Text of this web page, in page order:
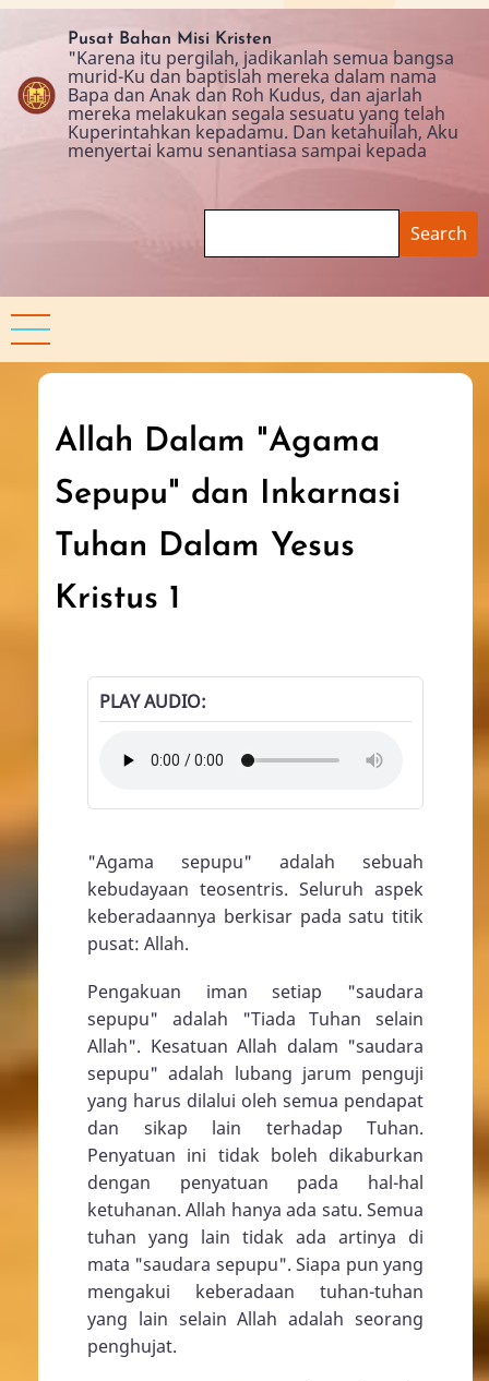
Skip
content
Pusat Bahan Misi Kristen
"Karena itu pergilah, jadikanlah semua bangsa
murid-Ku dan baptislah mereka dalam nama
Bapa dan Anak dan Roh Kudus, dan ajarlah
mereka melakukan segala sesuatu yang telah
Kuperintahkan kepadamu. Dan ketahuilah, Aku
menyertai kamu senantiasa sampai kepada
Allah Dalam "Agama
Sepupu" dan Inkarnasi
Tuhan Dalam Yesus
Kristus 1
PLAY AUDIO
"Agama sepupu" adalah sebuah
kebudayaan teosentris. Seluruh aspek
keberadaannya berkisar pada satu titik
pusat: Allah.
Pengakuan iman setiap "saudara
sepupu" adalah "Tiada Tuhan selain
Allah". Kesatuan Allah dalam "saudara
sepupu" adalah lubang jarum penguji
yang harus dilalui oleh semua pendapat
dan sikap lain terhadap Tuhan.
Penyatuan ini tidak boleh dikaburkan
dengan penyatuan pada hal-hal
ketuhanan. Allah hanya ada satu. Semua
tuhan yang lain tidak ada artinya di
mata "saudara sepupu". Siapa pun yang
mengakui keberadaan tuhan-tuhan
yang lain selain Allah adalah seorang
penghujat.